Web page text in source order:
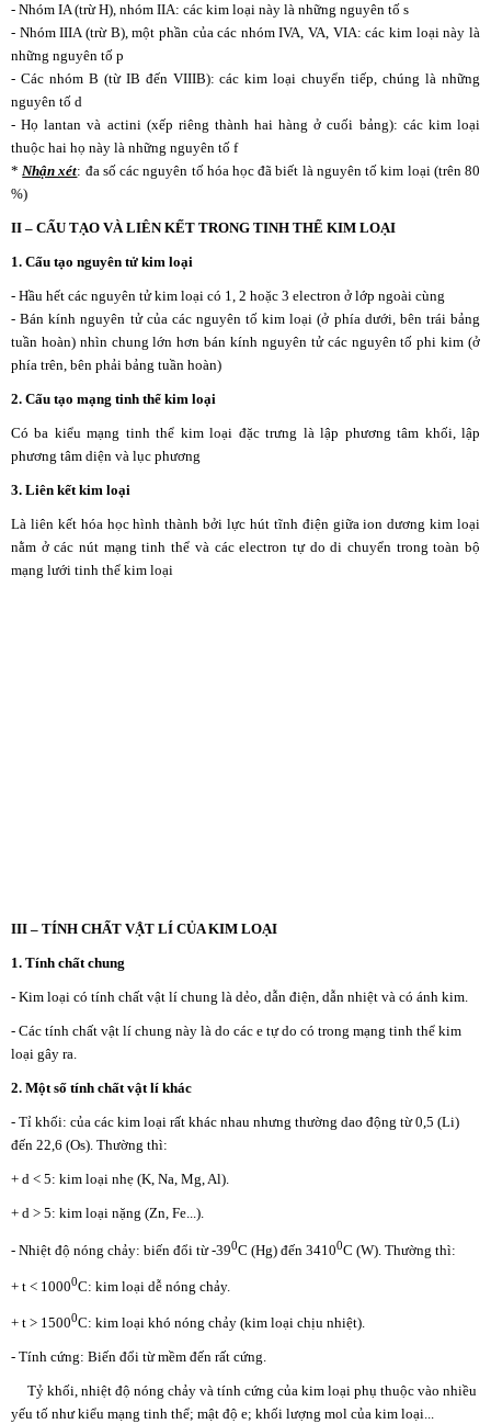
- Nhóm IA (trừ H), nhóm IIA: các kim loại này là những nguyên tố s
- Nhóm IIIA (trừ B), một phần của các nhóm IVA, VA, VIA: các kim loại này là
những nguyên tố p
- Các nhóm B (từ IB đến VIIIB): các kim loại chuyển tiếp, chúng là những
nguyên tố d
- Họ lantan và actini (xếp riêng thành hai hàng ở cuối bảng): các kim loại
thuộc hai họ này là những nguyên tố f
*Nhận xét: đa số các nguyên tố hóa học đã biết là nguyên tố kim loại (trên 80
%)
II – CẤU TẠO VÀ LIÊN KẾT TRONG TINH THỂ KIM LOẠI
1. Cấu tạo nguyên tử kim loại
- Hầu hết các nguyên tử kim loại có 1, 2 hoặc 3 electron ở lớp ngoài cùng
- Bán kính nguyên tử của các nguyên tố kim loại (ở phía dưới, bên trái bảng
tuần hoàn) nhìn chung lớn hơn bán kính nguyên tử các nguyên tố phi kim (ở
phía trên, bên phải bảng tuần hoàn)
2. Cấu tạo mạng tinh thể kim loại
Có ba kiểu mạng tinh thể kim loại đặc trưng là lập phương tâm khối, lập
phương tâm diện và lục phương
3. Liên kết kim loại
Là liên kết hóa học hình thành bởi lực hút tĩnh điện giữa ion dương kim loại
nằm ở các nút mạng tinh thể và các electron tự do di chuyển trong toàn bộ
mạng lưới tinh thể kim loại
III – TÍNH CHẤT VẬT LÍ CỦA KIM LOẠI
1. Tính chất chung
- Kim loại có tính chất vật lí chung là dẻo, dẫn điện, dẫn nhiệt và có ánh kim.
- Các tính chất vật lí chung này là do các e tự do có trong mạng tinh thể kim
loại gây ra.
2. Một số tính chất vật lí khác
- Tỉ khối: của các kim loại rất khác nhau nhưng thường dao động từ 0,5 (Li)
đến 22,6 (Os). Thường thì:
+ d < 5: kim loại nhẹ (K, Na, Mg, Al).
+ d > 5: kim loại nặng (Zn, Fe...).
- Nhiệt độ nóng chảy: biến đổi từ -390C (Hg) đến 34100C (W). Thường thì:
+ t < 10000C: kim loại dễ nóng chảy.
+ t > 15000C: kim loại khó nóng chảy (kim loại chịu nhiệt).
- Tính cứng: Biến đổi từ mềm đến rất cứng.
Tỷ khối, nhiệt độ nóng chảy và tính cứng của kim loại phụ thuộc vào nhiều
yếu tố như kiểu mạng tinh thể; mật độ e; khối lượng mol của kim loại...